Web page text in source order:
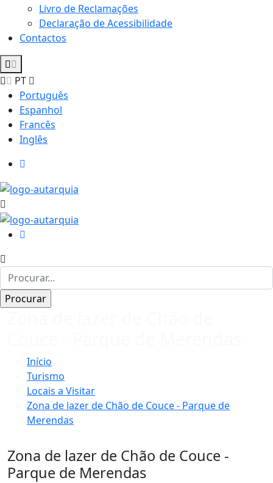
Livro de Reclamações
Declaração de Acessibilidade
Contactos
PT
Português
Espanhol
Francês
Inglês
Início
Turismo
Locais a Visitar
Zona de lazer de Chão de Couce - Parque de
Merendas
Zona de lazer de Chão de Couce -
Parque de Merendas